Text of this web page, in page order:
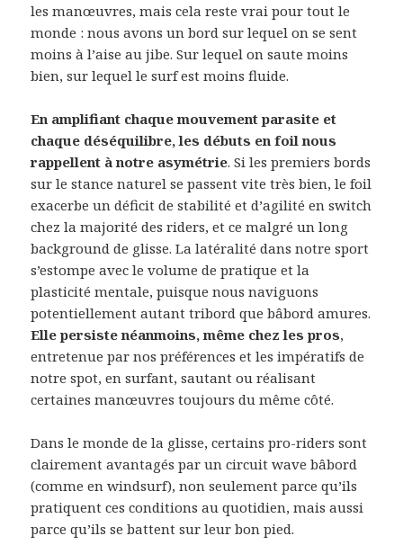
les manœuvres, mais cela reste vrai pour tout le
monde : nous avons un bord sur lequel on se sent
moins à l’aise au jibe. Sur lequel on saute moins
bien, sur lequel le surf est moins fluide.
En amplifiant chaque mouvement parasite et
chaque déséquilibre, les débuts en foil nous
rappellent à notre asymétrie. Si les premiers bords
sur le stance naturel se passent vite très bien, le foil
exacerbe un déficit de stabilité et d’agilité en switch
chez la majorité des riders, et ce malgré un long
background de glisse. La latéralité dans notre sport
s’estompe avec le volume de pratique et la
plasticité mentale, puisque nous naviguons
potentiellement autant tribord que bâbord amures.
Elle persiste néanmoins, même chez les pros,
entretenue par nos préférences et les impératifs de
notre spot, en surfant, sautant ou réalisant
certaines manœuvres toujours du même côté.
Dans le monde de la glisse, certains pro-riders sont
clairement avantagés par un circuit wave bâbord
(comme en windsurf), non seulement parce qu’ils
pratiquent ces conditions au quotidien, mais aussi
parce qu’ils se battent sur leur bon pied.